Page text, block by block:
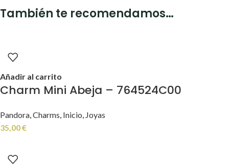
También te recomendamos…
Añadir al carrito
Charm Mini Abeja – 764524C00
Pandora,Charms, Inicio, Joyas
35,00€